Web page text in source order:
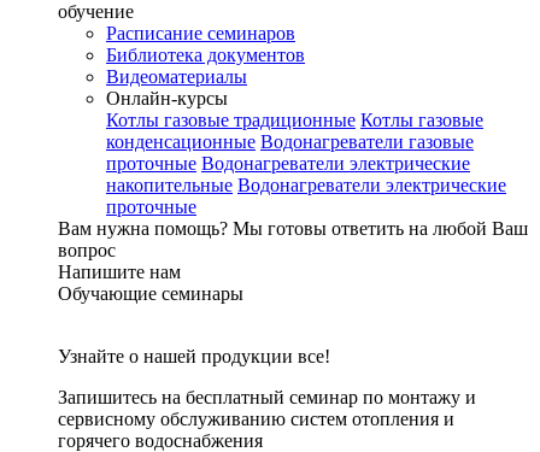
обучение
Расписание семинаров
Библиотека документов
Видеоматериалы
Онлайн-курсы
Котлы газовые традиционные Котлы газовые
конденсационные Водонагреватели газовые
проточные Водонагреватели электрические
накопительные Водонагреватели электрические
проточные
Вам нужна помощь? Мы готовы ответить на любой Ваш
вопрос
Напишите нам
Обучающие семинары
Узнайте о нашей продукции все!
Запишитесь на бесплатный семинар по монтажу и
сервисному обслуживанию систем отопления и
горячего водоснабжения